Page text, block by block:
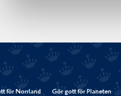
för Norrland Gör gott för Planeten